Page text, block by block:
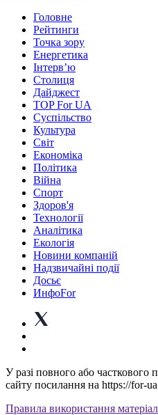
Головне
Рейтинги
Точка зору
Енергетика
Інтерв’ю
Столиця
Дайджест
TOP For UA
Суспiльство
Культура
Світ
Економіка
Політика
Війна
Спорт
Здоров'я
Технології
Аналітика
Екологія
Новини компаній
Надзвичайні події
Досьє
ИнфоFor
У разі повного або часткового
сайту посилання на https://for-
Правила використання